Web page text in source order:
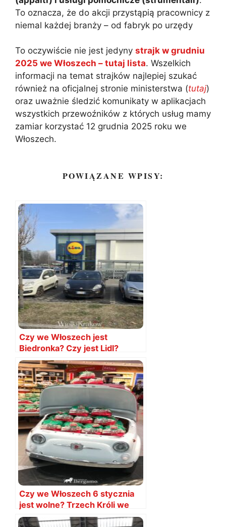
To oznacza, że do akcji przystąpią pracownicy z
niemal każdej branży – od fabryk po urzędy
To oczywiście nie jest jedyny strajk w grudniu
2025 we Włoszech – tutaj lista. Wszelkich
informacji na temat strajków najlepiej szukać
również na oficjalnej stronie ministerstwa (tutaj)
oraz uważnie śledzić komunikaty w aplikacjach
wszystkich przewoźników z których usług mamy
zamiar korzystać 12 grudnia 2025 roku we
Włoszech.
POWIĄZANE WPISY:
Czy we Włoszech jest
Biedronka? Czy jest Lidl?
Czy we Włoszech 6 stycznia
jest wolne? Trzech Króli we
Włoszech